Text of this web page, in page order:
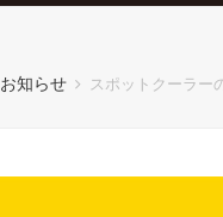
お知らせ スポットクーラー